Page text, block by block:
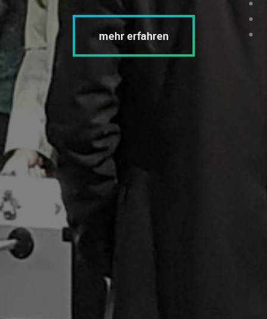
mehr erfahren